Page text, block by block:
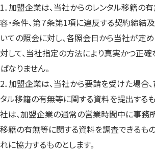
1．加盟企業は、当社からのレンタル移籍の
容・条件、第７条第1項に違反する契約締結
いての照会に対し、各照会日から当社が定
対して、当社指定の方法により真実かつ正
ばなりません。
2．加盟企業は、当社から要請を受けた場合
タル移籍の有無等に関する資料を提出するも
社は、加盟企業の通常の営業時間中に事務
移籍の有無等に関する資料を調査できるも
れに協力するものとします。